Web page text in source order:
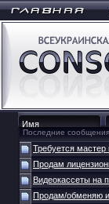
Последние сообщения
Требуется
Продам
Видеокассеты на
Продам/обменяю